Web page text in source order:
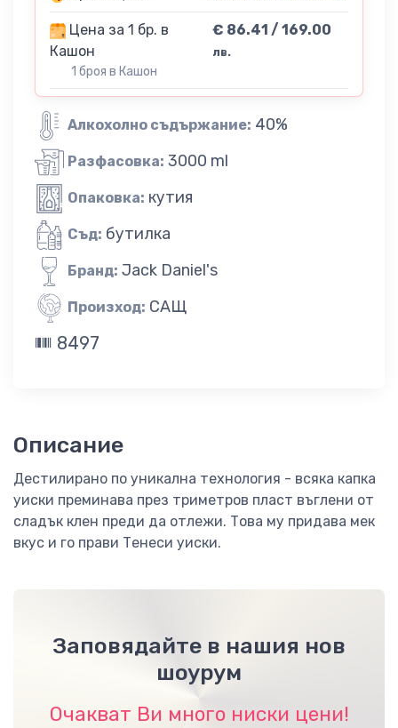
Цена за 1 бр. в
Кашон
1 броя в Кашон
€ 86.41 / 169.00
лв.
Алкохолно съдържание: 40%
Разфасовка: 3000 ml
Опаковка: кутия
Съд: бутилка
Бранд: Jack Daniel's
Произход: САЩ
8497
Описание
Дестилирано по уникална технология - всяка капка
уиски преминава през триметров пласт въглени от
сладък клен преди да отлежи. Това му придава мек
вкус и го прави Тенеси уиски.
Заповядайте в нашия нов
шоурум
Очакват Ви много ниски цени!